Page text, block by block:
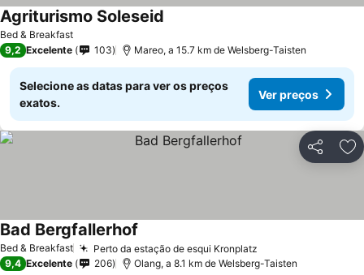
Bed & Breakfast
Agriturismo Soleseid
9,2 Excelente 103 Mareo, a 15.7 km de Welsberg-Taisten
Selecione as datas para ver os preços
exatos.
Ver preços
Partilhar
Bed & Breakfast Perto da estação de esqui Kronplatz
Bad Bergfallerhof
9,4 Excelente 206 Olang, a 8.1 km de Welsberg-Taisten